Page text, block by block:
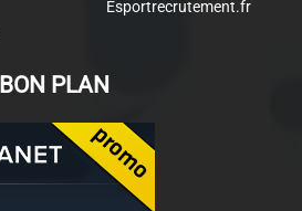
Esportrecrutement.fr
BON PLAN